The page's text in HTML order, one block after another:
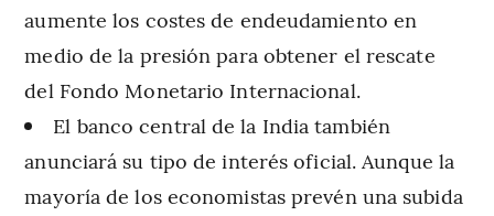
aumente los costes de endeudamiento en
medio de la presión para obtener el rescate
del Fondo Monetario Internacional.
El banco central de la India también
anunciará su tipo de interés oficial. Aunque la
mayoría de los economistas prevén una subida